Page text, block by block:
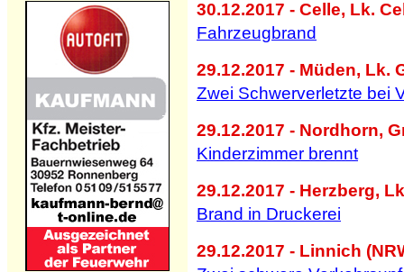
30.12.2017 - Celle, Lk.
Fahrzeugbrand
29.12.2017 - Müden, Lk.
Zwei Schwerverletzte bei
29.12.2017 - Nordhorn,
Kinderzimmer brennt
29.12.2017 - Herzberg,
Brand in Druckerei
29.12.2017 - Linnich